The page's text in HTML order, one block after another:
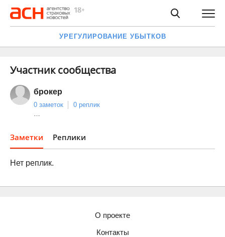
УРЕГУЛИРОВАНИЕ УБЫТКОВ
Участник сообщества
брокер
0 заметок
0 реплик
…
Заметки Реплики
Нет реплик.
О проекте
Контакты